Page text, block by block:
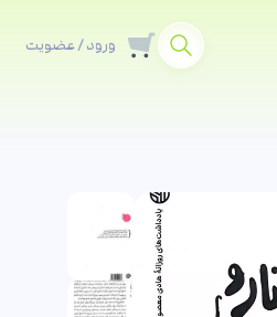
ورود / عضویت